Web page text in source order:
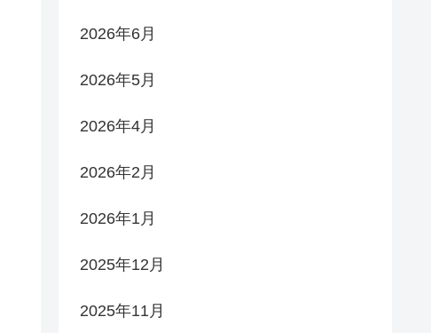
2026年6月
2026年5月
2026年4月
2026年2月
2026年1月
2025年12月
2025年11月